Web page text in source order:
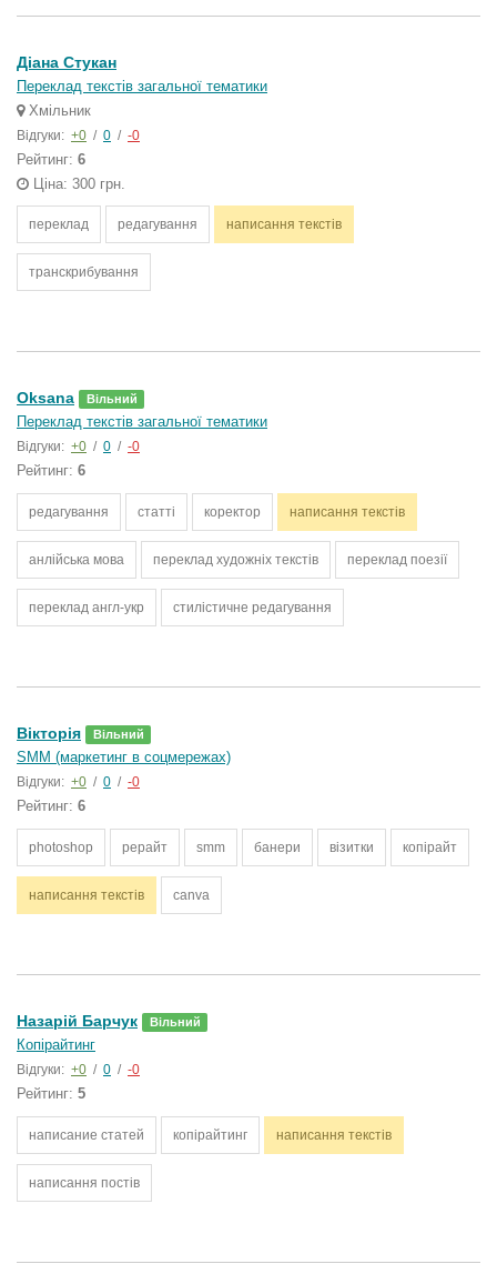
Діана Стукан
Переклад текстів загальної тематики
Хмільник
Відгуки: +0 / 0 / -0
Рейтинг: 6
Ціна: 300 грн.
переклад редагування написання текстів
транскрибування
Oksana Вільний
Переклад текстів загальної тематики
Відгуки: +0 / 0 / -0
Рейтинг: 6
редагування статті коректор написання текстів
анлійська мова переклад художніх текстів переклад поезії
переклад англ-укр стилістичне редагування
Вікторія Вільний
SMM (маркетинг в соцмережах)
Відгуки: +0 / 0 / -0
Рейтинг: 6
photoshop рерайт smm банери візитки копірайт
написання текстів canva
Назарій Барчук Вільний
Копірайтинг
Відгуки: +0 / 0 / -0
Рейтинг: 5
написание статей копірайтинг написання текстів
написання постів